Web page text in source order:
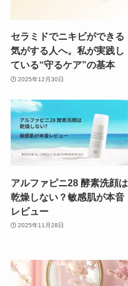
セラミドでニキビができる
気がする人へ。私が実践し
ている“守るケア”の基本
2025年12月30日
アルファピニ28 酵素洗顔は
乾燥しない？敏感肌が本音
レビュー
2025年11月28日